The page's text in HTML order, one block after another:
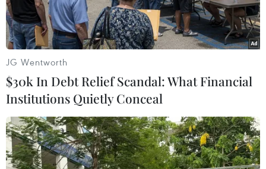
Các lái xe Hy Lạp biểu tình tại thủ đô Athens ngày 20/1 vừa
JG Wentworth
$30k In Debt Relief Scandal: What Financial
Institutions Quietly Conceal